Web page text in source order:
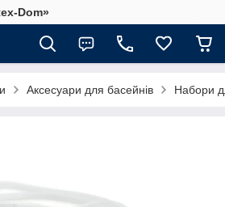
Dom»
Аксесуари для басейнів Набори